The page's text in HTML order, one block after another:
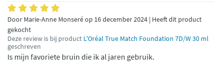
Door Marie-Anne Monseré op 16 december 2024 | Heeft dit product
gekocht
Deze review is bij product L'Oréal True Match Foundation 7D/W 30 ml
geschreven
Is mijn favoriete bruin die ik al jaren gebruik.